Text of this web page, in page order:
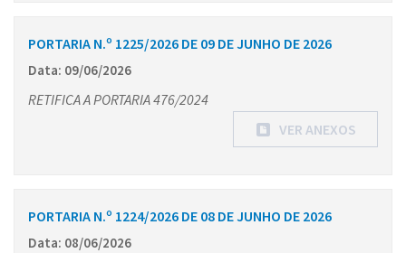
PORTARIA N.º 1225/2026 DE 09 DE JUNHO DE 2026
Data: 09/06/2026
RETIFICA A PORTARIA 476/2024
VER ANEXOS
PORTARIA N.º 1224/2026 DE 08 DE JUNHO DE 2026
Data: 08/06/2026